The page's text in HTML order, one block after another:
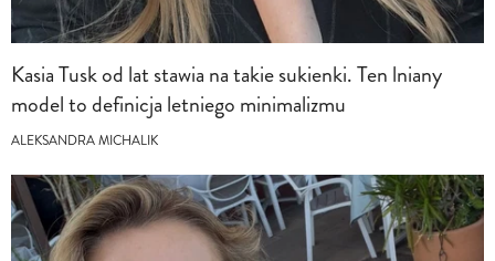
Kasia Tusk od lat stawia na takie sukienki. Ten lniany
model to definicja letniego minimalizmu
ALEKSANDRA MICHALIK